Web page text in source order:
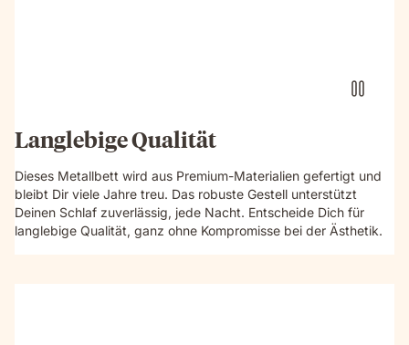
Langlebige Qualität
Dieses Metallbett wird aus Premium-Materialien gefertigt und
bleibt Dir viele Jahre treu. Das robuste Gestell unterstützt
Deinen Schlaf zuverlässig, jede Nacht. Entscheide Dich für
langlebige Qualität, ganz ohne Kompromisse bei der Ästhetik.